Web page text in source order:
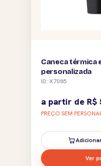
Caneca térmica
personalizada
ID: X7085
a partir de R$
PREÇO SEM
Ver